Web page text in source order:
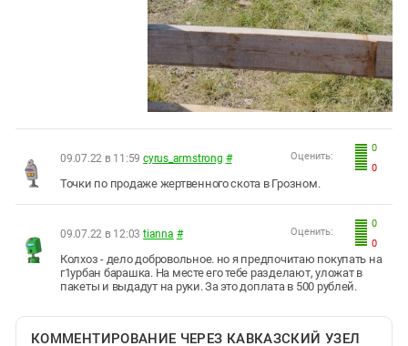
0
0
Оценить:
09.07.22 в 11:59 cyrus_armstrong #
Точки по продаже жертвенного скота в Грозном.
0
0
Оценить:
09.07.22 в 12:03 tianna #
Колхоз - дело добровольное. но я предпочитаю покупать на
г1урбан барашка. На месте его тебе разделают, уложат в
пакеты и выдадут на руки. За это доплата в 500 рублей.
КОММЕНТИРОВАНИЕ ЧЕРЕЗ КАВКАЗСКИЙ УЗЕЛ